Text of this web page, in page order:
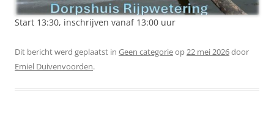
Start 13:30, inschrijven vanaf 13:00 uur
Dit bericht werd geplaatst in Geen categorieop22 mei 2026door
Emiel Duivenvoorden.